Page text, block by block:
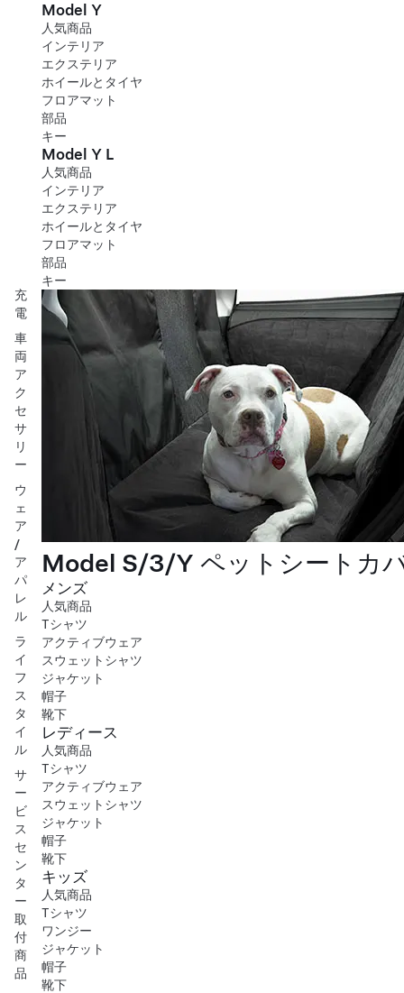
充
電
車
両
ア
ク
セ
サ
リ
ー
ウ
ェ
ア
/
ア
パ
レ
ル
ラ
イ
フ
ス
タ
イ
ル
サ
ー
ビ
ス
セ
ン
タ
ー
取
付
商
品
Model Y
人気商品
インテリア
エクステリア
ホイールとタイヤ
フロアマット
部品
キー
Model Y L
人気商品
インテリア
エクステリア
ホイールとタイヤ
フロアマット
部品
キー
Model S/3/Y ペットシートカ
メンズ
人気商品
Tシャツ
アクティブウェア
スウェットシャツ
ジャケット
帽子
靴下
レディース
人気商品
Tシャツ
アクティブウェア
スウェットシャツ
ジャケット
帽子
靴下
キッズ
人気商品
Tシャツ
ワンジー
ジャケット
帽子
靴下